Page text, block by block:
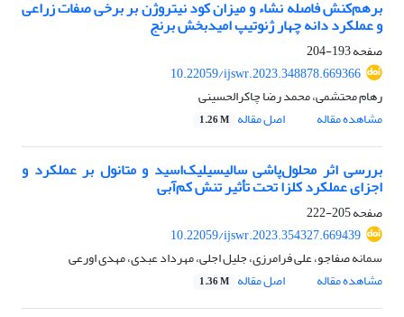
برهم‌کنش فاصله نشاء و میزان کود نیتروژن بر برخی صفات زراعی
و عملکرد دانه چهار ژنوتیپ‌ امیدبخش برنج
صفحه193-204
10.22059/ijswr.2023.348878.669366
رهام محتشمی، محمد رضا چاکرالحسینی
مشاهده مقاله
اصل مقاله 1.26 M
بررسی اثر محلول‌پاشی سالیسیلیک‌اسید و متانول بر عملکرد و
اجزای عملکرد کلزا تحت تأثیر تنش کم‌آبی
صفحه205-222
10.22059/ijswr.2023.354327.669439
سمانه صفاجو، علی فرامرزی، جلیل اجلی، مهرداد عبدی، مهدی اورعی
مشاهده مقاله
اصل مقاله 1.36 M